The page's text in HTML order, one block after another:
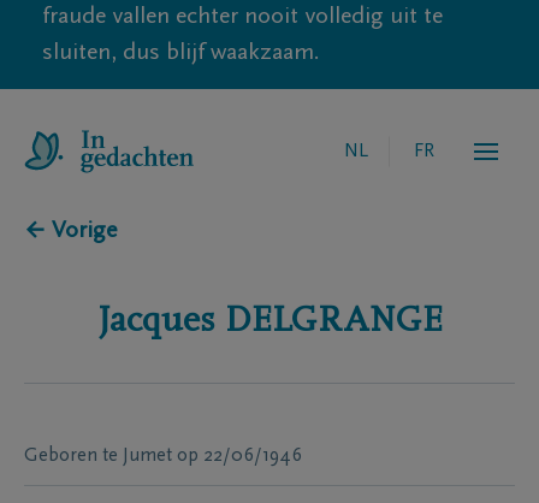
fraude vallen echter nooit volledig uit te
sluiten, dus blijf waakzaam.
NL FR
← Vorige
Jacques DELGRANGE
Geboren te Jumet op 22/06/1946